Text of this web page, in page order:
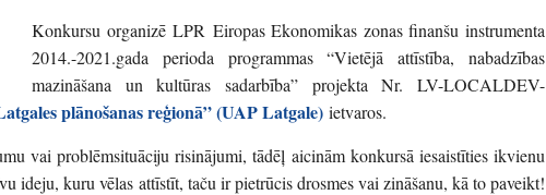
Konkursu organizē LPR Eiropas Ekonomikas zonas finanšu instrumenta
2014.-2021.gada perioda programmas “Vietējā attīstība, nabadzības
mazināšana un kultūras sadarbība” projekta Nr. LV-LOCALDEV-
plānošanas reģionā” (UAP Latgale) ietvaros.
vai problēmsituāciju risinājumi, tādēļ aicinām konkursā iesaistīties ikvienu
ideju, kuru vēlas attīstīt, taču ir pietrūcis drosmes vai zināšanu, kā to paveikt!